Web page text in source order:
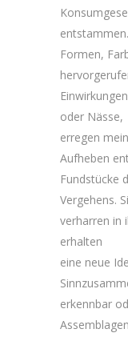
Formen,
oder Nässe,
erregen
Aufheben
Fundstücke
Vergehens.
verharren in
erhalten
eine neue
erkennbar